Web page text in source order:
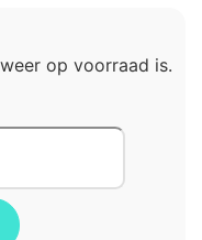
op voorraad is.